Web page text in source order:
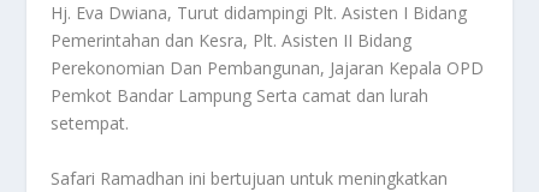
Hj. Eva Dwiana, Turut didampingi Plt. Asisten I Bidang
Pemerintahan dan Kesra, Plt. Asisten II Bidang
Perekonomian Dan Pembangunan, Jajaran Kepala OPD
Pemkot Bandar Lampung Serta camat dan lurah
setempat.
Safari Ramadhan ini bertujuan untuk meningkatkan